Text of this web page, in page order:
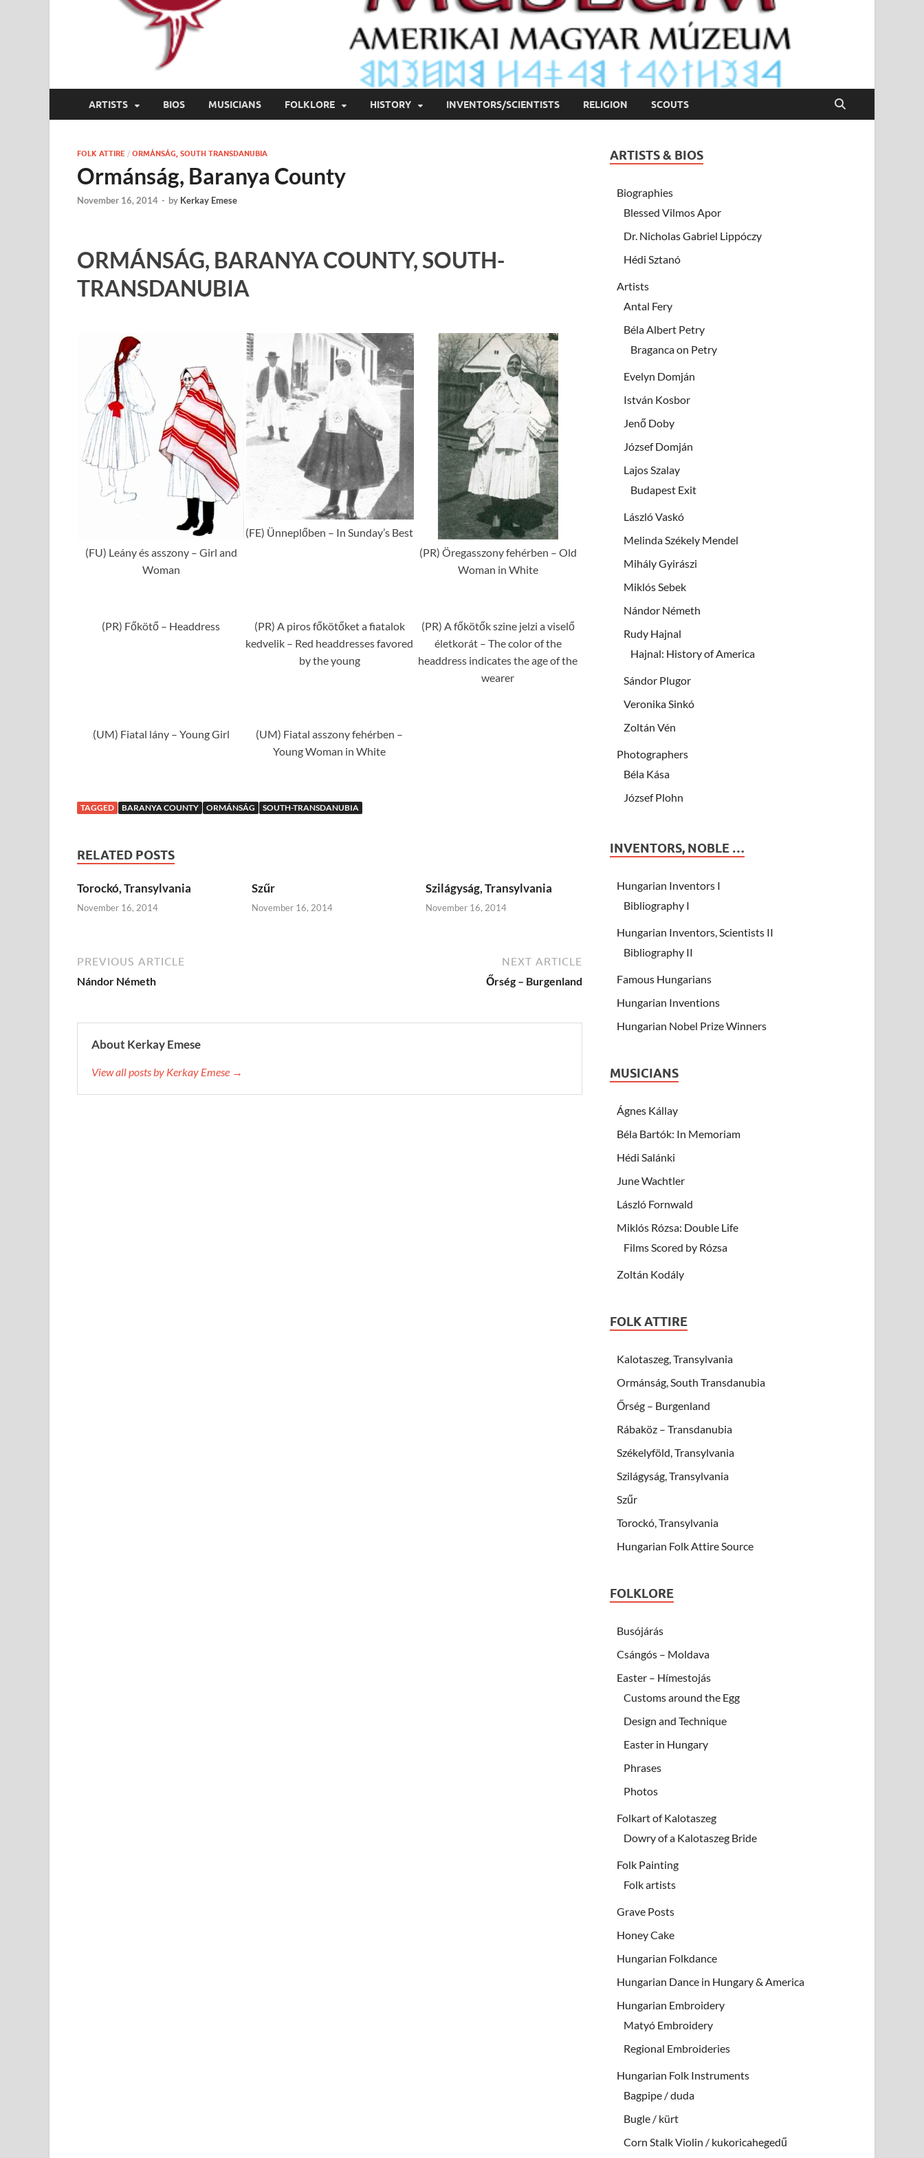
ARTISTS BIOS MUSICIANS FOLKLORE HISTORY INVENTORS/SCIENTISTS RELIGION SCOUTS
FOLK ATTIRE / ORMÁNSÁG, SOUTH TRANSDANUBIA
Ormánság, Baranya County
November 16, 2014 - by Kerkay Emese
ORMÁNSÁG, BARANYA COUNTY, SOUTH-
TRANSDANUBIA
(FU) Leány és asszony – Girl and
Woman
(FE) Ünneplőben – In Sunday’s Best
(PR) Öregasszony fehérben – Old
Woman in White
(PR) Főkötő – Headdress
(PR) A piros főkötőket a fiatalok
kedvelik – Red headdresses favored
by the young
(PR) A főkötők szine jelzi a viselő
életkorát – The color of the
headdress indicates the age of the
wearer
(UM) Fiatal lány – Young Girl
(UM) Fiatal asszony fehérben –
Young Woman in White
TAGGED BARANYA COUNTY ORMÁNSÁG SOUTH-TRANSDANUBIA
RELATED POSTS
Torockó, Transylvania
November 16, 2014
Szűr
November 16, 2014
Szilágyság, Transylvania
November 16, 2014
PREVIOUS ARTICLE
Nándor Németh
NEXT ARTICLE
Őrség – Burgenland
About Kerkay Emese
View all posts by Kerkay Emese →
ARTISTS & BIOS
Biographies
Blessed Vilmos Apor
Dr. Nicholas Gabriel Lippóczy
Hédi Sztanó
Artists
Antal Fery
Béla Albert Petry
Braganca on Petry
Evelyn Domján
István Kosbor
Jenő Doby
József Domján
Lajos Szalay
Budapest Exit
László Vaskó
Melinda Székely Mendel
Mihály Gyirászi
Miklós Sebek
Nándor Németh
Rudy Hajnal
Hajnal: History of America
Sándor Plugor
Veronika Sinkó
Zoltán Vén
Photographers
Béla Kása
József Plohn
INVENTORS, NOBLE …
Hungarian Inventors I
Bibliography I
Hungarian Inventors, Scientists II
Bibliography II
Famous Hungarians
Hungarian Inventions
Hungarian Nobel Prize Winners
MUSICIANS
Ágnes Kállay
Béla Bartók: In Memoriam
Hédi Salánki
June Wachtler
László Fornwald
Miklós Rózsa: Double Life
Films Scored by Rózsa
Zoltán Kodály
FOLK ATTIRE
Kalotaszeg, Transylvania
Ormánság, South Transdanubia
Őrség – Burgenland
Rábaköz – Transdanubia
Székelyföld, Transylvania
Szilágyság, Transylvania
Szűr
Torockó, Transylvania
Hungarian Folk Attire Source
FOLKLORE
Busójárás
Csángós – Moldava
Easter – Hímestojás
Customs around the Egg
Design and Technique
Easter in Hungary
Phrases
Photos
Folkart of Kalotaszeg
Dowry of a Kalotaszeg Bride
Folk Painting
Folk artists
Grave Posts
Honey Cake
Hungarian Folkdance
Hungarian Dance in Hungary & America
Hungarian Embroidery
Matyó Embroidery
Regional Embroideries
Hungarian Folk Instruments
Bagpipe / duda
Bugle / kürt
Corn Stalk Violin / kukoricahegedű